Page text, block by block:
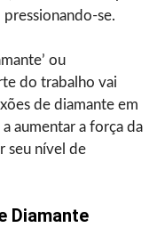
se.
ou
do trabalho vai
de diamante em
aumentar a força da
seu nível de
Diamante